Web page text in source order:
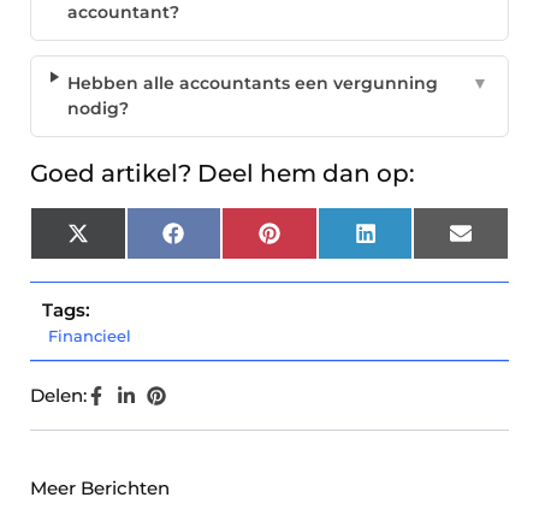
accountant?
Hebben alle accountants een vergunning
nodig?
▼
Goed artikel? Deel hem dan op:
X
(Twitter)
Facebook Pinterest LinkedIn Email
Tags:
Financieel
Delen:
Meer Berichten